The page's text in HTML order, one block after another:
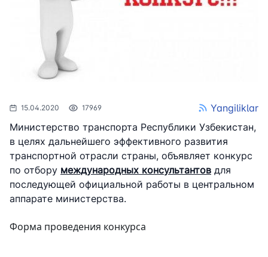
15.04.2020 17969
Yangiliklar
Министерство транспорта Республики Узбекистан,
в целях дальнейшего эффективного развития
транспортной отрасли страны, объявляет конкурс
по отбору международных консультантов для
последующей официальной работы в центральном
аппарате министерства.
Форма проведения конкурса